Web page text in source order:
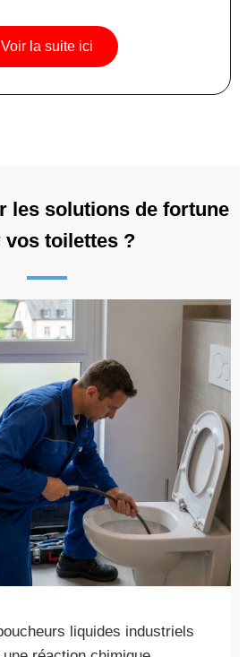
Voir la suite ici
les solutions de fortune
vos toilettes ?
liquides industriels